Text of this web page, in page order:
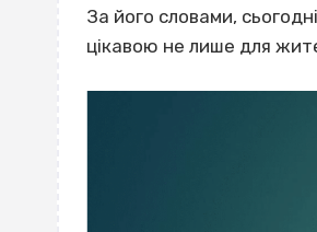
За його словами,
цікавою не лише для